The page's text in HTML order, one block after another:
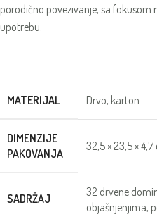
porodično povezivanje, sa
upotrebu.
MATERIJAL Drvo, karton
DIMENZIJE
PAKOVANJA
32,5 × 23,5 × 4,7
SADRŽAJ
32 drvene
objašnjenjima,